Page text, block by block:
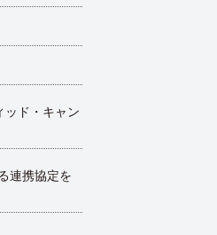
ド・キャン
連携協定を